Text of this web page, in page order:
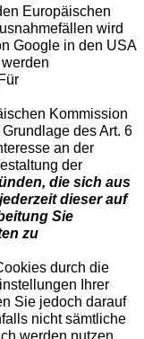
Europäischen
wird
Google in den USA
Kommission
des Art. 6
an der
der
die sich aus
dieser auf
Sie
zu
durch die
Ihrer
Sie jedoch darauf
nicht sämtliche
werden nutzen